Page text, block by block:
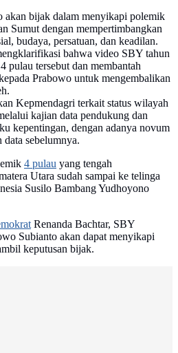
akan bijak dalam menyikapi polemik
Sumut dengan mempertimbangkan
budaya, persatuan, dan keadilan.
bahwa video SBY tahun
pulau tersebut dan membantah
Prabowo untuk mengembalikan
Kepmendagri terkait status wilayah
kajian data pendukung dan
kepentingan, dengan adanya novum
data sebelumnya.
4 pulau yang tengah
Utara sudah sampai ke telinga
Susilo Bambang Yudhoyono
Renanda Bachtar, SBY
Subianto akan dapat menyikapi
keputusan bijak.